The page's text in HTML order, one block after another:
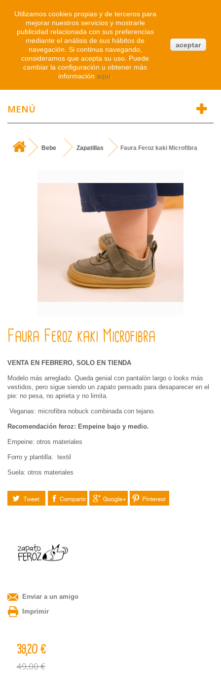
Atendemos WhatsApp
91 214 1542
MENÚ
Bebe Zapatillas Faura Feroz kaki Microfibra
Faura Feroz kaki Microfibra
VENTA EN FEBRERO, SOLO EN TIENDA
Modelo más arreglado. Queda genial con pantalón largo o looks más
vestidos, pero sigue siendo un zapato pensado para desaparecer en el
pie: no pesa, no aprieta y no limita.
Veganas: microfibra nobuck combinada con tejano.
Recomendación feroz: Empeine bajo y medio.
Empeine: otros materiales
Forro y plantilla: textil
Suela: otros materiales
Tuitear Compartir Google+ Pinterest
Enviar a un amigo
Imprimir
39,20 €
49,00 €
Utilizamos cookies propias y de terceros para
mejorar nuestros servicios y mostrarle
publicidad relacionada con sus preferencias
mediante el análisis de sus hábitos de
navegación. Si continua navegando,
consideramos que acepta su uso. Puede
cambiar la configuración u obtener más
información aquí.
aceptar